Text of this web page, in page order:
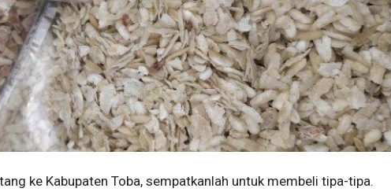
ke Kabupaten Toba, sempatkanlah untuk membeli tipa-tipa.